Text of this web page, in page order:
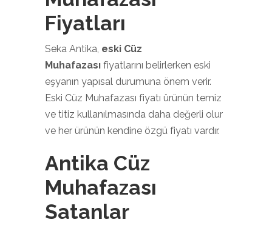
Fiyatları
Seka Antika, eski Cüz
Muhafazası fiyatlarını belirlerken eski
eşyanın yapısal durumuna önem verir.
Eski Cüz Muhafazası fiyatı ürünün temiz
ve titiz kullanılmasında daha değerli olur
ve her ürünün kendine özgü fiyatı vardır.
Antika Cüz
Muhafazası
Satanlar